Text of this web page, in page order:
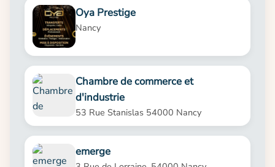
Oya Prestige
Nancy
Chambre de commerce et
d'industrie
53 Rue Stanislas 54000 Nancy
emerge